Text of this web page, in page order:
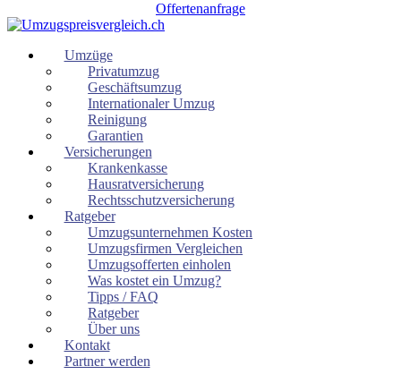
Offertenanfrage
Umzüge
Privatumzug
Geschäftsumzug
Internationaler Umzug
Reinigung
Garantien
Versicherungen
Krankenkasse
Hausratversicherung
Rechtsschutzversicherung
Ratgeber
Umzugsunternehmen Kosten
Umzugsfirmen Vergleichen
Umzugsofferten einholen
Was kostet ein Umzug?
Tipps / FAQ
Ratgeber
Über uns
Kontakt
Partner werden